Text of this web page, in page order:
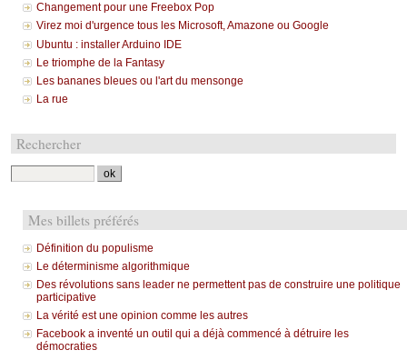
Changement pour une Freebox Pop
Virez moi d'urgence tous les Microsoft, Amazone ou Google
Ubuntu : installer Arduino IDE
Le triomphe de la Fantasy
Les bananes bleues ou l'art du mensonge
La rue
Rechercher
Mes billets préférés
Définition du populisme
Le déterminisme algorithmique
Des révolutions sans leader ne permettent pas de construire une politique
participative
La vérité est une opinion comme les autres
Facebook a inventé un outil qui a déjà commencé à détruire les
démocraties